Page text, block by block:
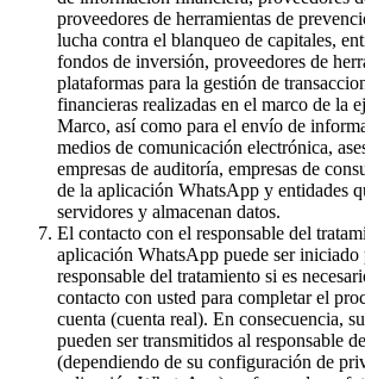
proveedores de herramientas de
lucha contra el blanqueo de capitales,
fondos de inversión, proveedores de
plataformas para la gestión de
financieras realizadas en el marco de la
Marco, así como para el envío de
medios de comunicación electrónica,
empresas de auditoría, empresas de
de la aplicación WhatsApp y entidades
servidores y almacenan datos.
El contacto con el responsable del
aplicación WhatsApp puede ser iniciado
responsable del tratamiento si es
contacto con usted para completar el
cuenta (cuenta real). En consecuencia,
pueden ser transmitidos al responsable
(dependiendo de su configuración de